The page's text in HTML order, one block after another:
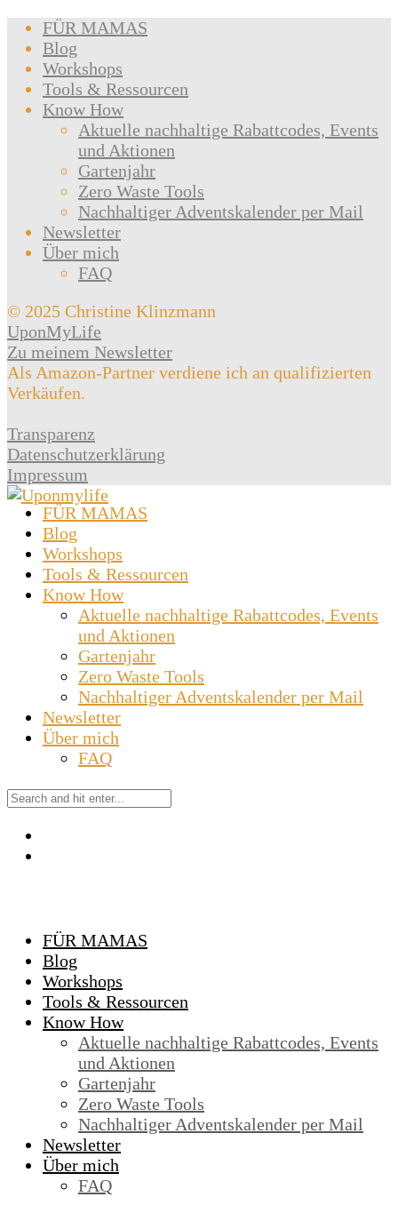
FÜR MAMAS
Blog
Workshops
Tools & Ressourcen
Know How
Aktuelle nachhaltige Rabattcodes, Events
und Aktionen
Gartenjahr
Zero Waste Tools
Nachhaltiger Adventskalender per Mail
Newsletter
Über mich
FAQ
© 2025 Christine Klinzmann
UponMyLife
Zu meinem Newsletter
Als Amazon-Partner verdiene ich an qualifizierten
Verkäufen.
Transparenz
Datenschutzerklärung
Impressum
FÜR MAMAS
Blog
Workshops
Tools & Ressourcen
Know How
Aktuelle nachhaltige Rabattcodes, Events
und Aktionen
Gartenjahr
Zero Waste Tools
Nachhaltiger Adventskalender per Mail
Newsletter
Über mich
FAQ
FÜR MAMAS
Blog
Workshops
Tools & Ressourcen
Know How
Aktuelle nachhaltige Rabattcodes, Events
und Aktionen
Gartenjahr
Zero Waste Tools
Nachhaltiger Adventskalender per Mail
Newsletter
Über mich
FAQ